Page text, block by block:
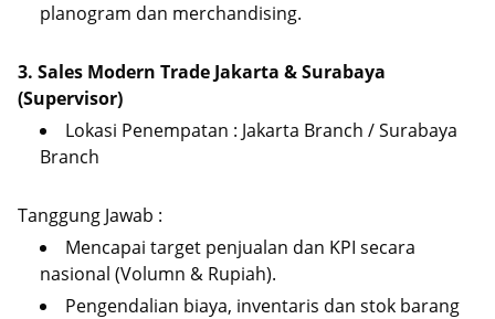
planogram dan merchandising.
3. Sales Modern Trade Jakarta & Surabaya
(Supervisor)
Lokasi Penempatan : Jakarta Branch / Surabaya
Branch
Tanggung Jawab :
Mencapai target penjualan dan KPI secara
nasional (Volumn & Rupiah).
Pengendalian biaya, inventaris dan stok barang